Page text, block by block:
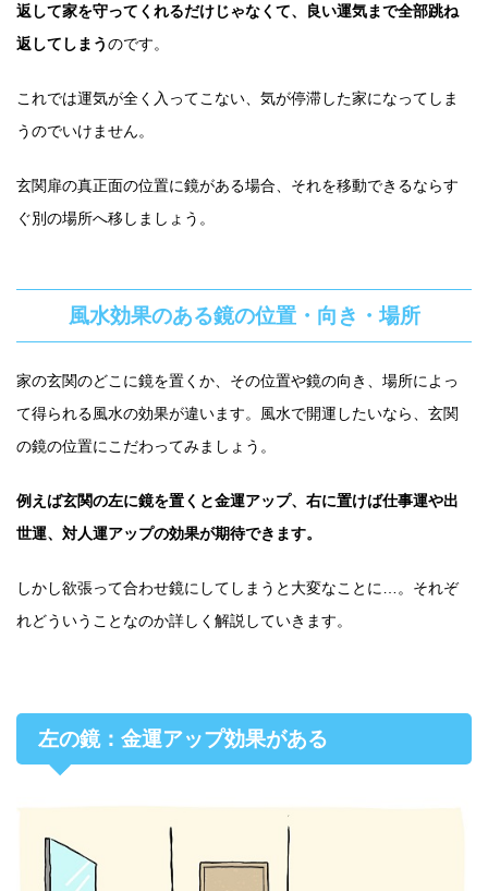
返して家を守ってくれるだけじゃなくて、良い運気まで全部跳ね
返してしまうのです。
これでは運気が全く入ってこない、気が停滞した家になってしま
うのでいけません。
玄関扉の真正面の位置に鏡がある場合、それを移動できるならす
ぐ別の場所へ移しましょう。
風水効果のある鏡の位置・向き・場所
家の玄関のどこに鏡を置くか、その位置や鏡の向き、場所によっ
て得られる風水の効果が違います。風水で開運したいなら、玄関
の鏡の位置にこだわってみましょう。
例えば玄関の左に鏡を置くと金運アップ、右に置けば仕事運や出
世運、対人運アップの効果が期待できます。
しかし欲張って合わせ鏡にしてしまうと大変なことに…。それぞ
れどういうことなのか詳しく解説していきます。
左の鏡：金運アップ効果がある